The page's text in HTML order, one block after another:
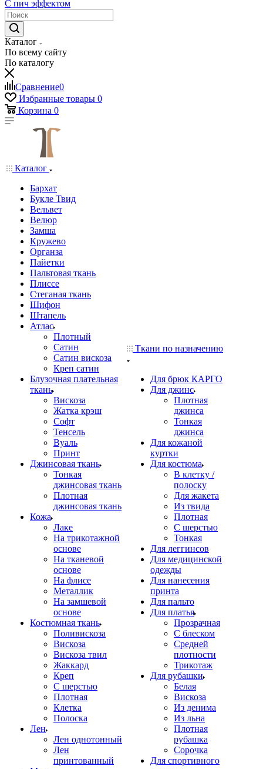
С пич эффектом
Каталог
По всему сайту
По каталогу
Сравнение0
Избранные товары 0
Корзина 0
Каталог
Бархат
Букле Твид
Вельвет
Велюр
Замша
Кружево
Органза
Пайетки
Пальтовая ткань
Плиссе
Стеганая ткань
Шифон
Штапель
Атлас
Плотный
Сатин
Сатин вискоза
Креп сатин
Блузочная плательная
ткань
Вискоза
Жатка крэш
Софт
Тенсель
Вуаль
Принт
Джинсовая ткань
Тонкая
джинсовая ткань
Плотная
джинсовая ткань
Кожа
Лаке
На трикотажной
основе
На тканевой
основе
На флисе
Металлик
На замшевой
основе
Костюмная ткань
Поливискоза
Вискоза
Вискоза твил
Жаккард
Креп
С шерстью
Плотная
Клетка
Полоска
Лен
Лен однотонный
Лен
принтованный
Ткани по назначению
Для брюк КАРГО
Для джинс
Плотная
джинса
Тонкая
джинса
Для кожаной
куртки
Для костюма
В клетку /
полоску
Для жакета
Из твида
Плотная
С шерстью
Тонкая
Для леггинсов
Для медицинской
одежды
Для нанесения
принта
Для пальто
Для платья
Прозрачная
С блеском
Средней
плотности
Трикотаж
Для рубашки
Белая
Вискоза
Из денима
Из льна
Плотная
рубашка
Сорочка
Для спортивного